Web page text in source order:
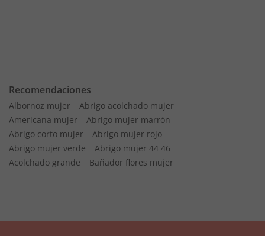
Recomendaciones
Albornoz mujer
Abrigo acolchado mujer
Americana mujer
Abrigo mujer marrón
Abrigo corto mujer
Abrigo mujer rojo
Abrigo mujer verde
Abrigo mujer 44 46
Acolchado grande
Bañador flores mujer